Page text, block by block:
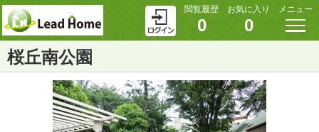
閲覧履歴
0
お気に入り
0
メニュー
桜丘南公園